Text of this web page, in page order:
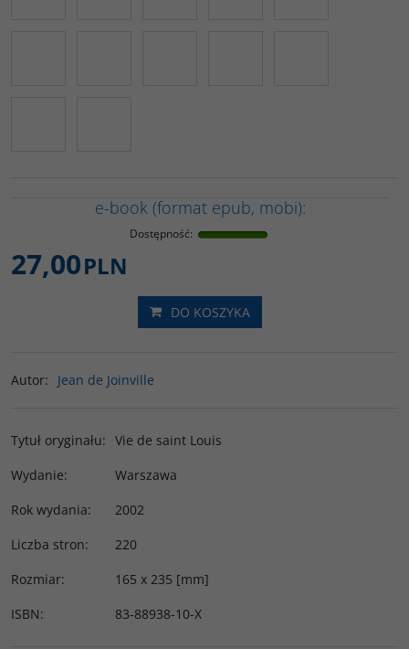
e-book (format epub, mobi):
Dostępność:
27,00PLN
DO KOSZYKA
Autor: Jean de Joinville
Tytuł oryginału: Vie de saint Louis
Wydanie:
Warszawa
Rok wydania:
2002
Liczba stron:
220
Rozmiar:
165 x 235 [mm]
ISBN: 83-88938-10-X